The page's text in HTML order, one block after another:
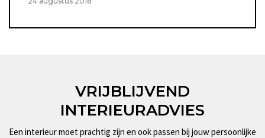
VRIJBLIJVEND
INTERIEURADVIES
Een interieur moet prachtig zijn en ook passen bij jouw persoonlijke